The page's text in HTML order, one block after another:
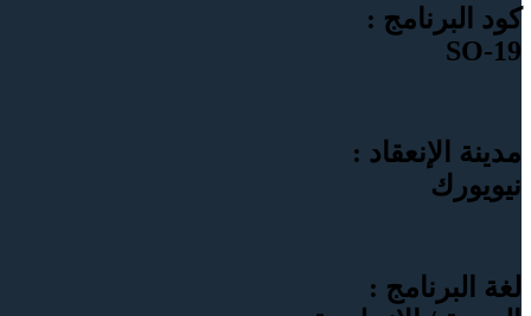
كود البرنامج :
SO-19
مدينة الإنعقاد :
نيويورك
لغة البرنامج :